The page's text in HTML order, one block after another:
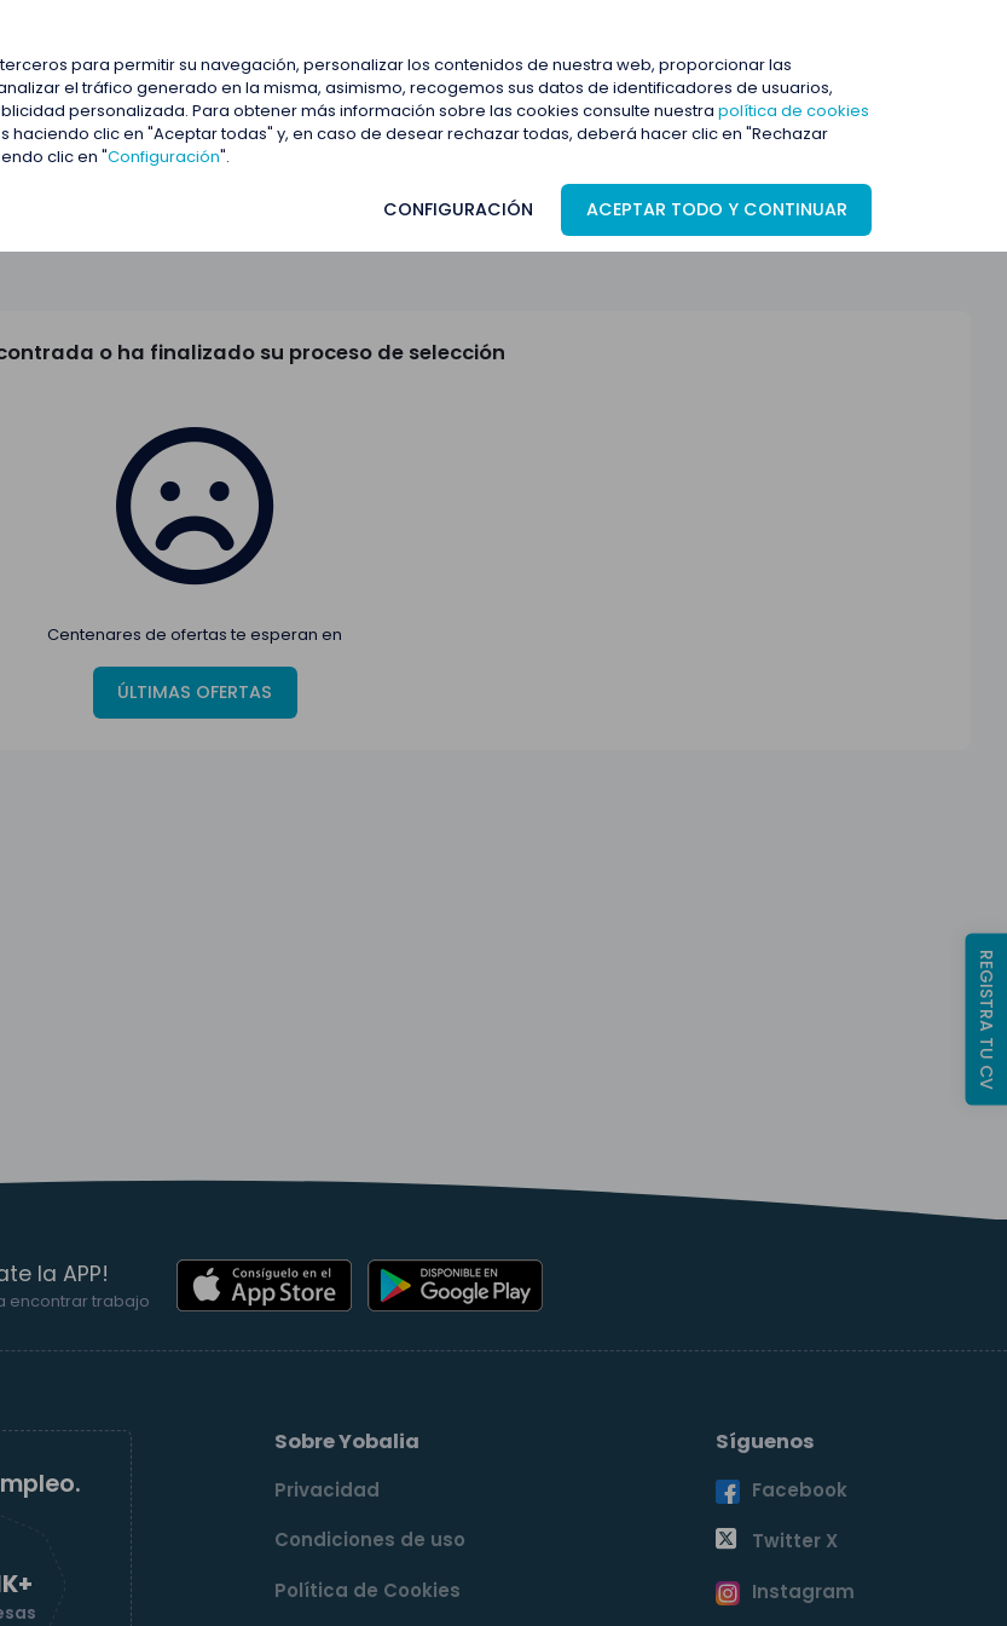
terceros para permitir su navegación, personalizar los contenidos de nuestra web, proporcionar las
el tráfico generado en la misma, asimismo, recogemos sus datos de identificadores de usuarios,
personalizada. Para obtener más información sobre las cookies consulte nuestra política de cookies
clic en "Aceptar todas" y, en caso de desear rechazar todas, deberá hacer clic en "Rechazar
clic en "Configuración".
CONFIGURACIÓN ACEPTAR TODO Y CONTINUAR
o ha finalizado su proceso de selección
Centenares de ofertas te esperan en
ÚLTIMAS OFERTAS
la APP!
encontrar trabajo
Sobre Yobalia
Privacidad
Condiciones de uso
Política de Cookies
Síguenos
Facebook
Twitter X
Instagram
REGISTRA TU CV